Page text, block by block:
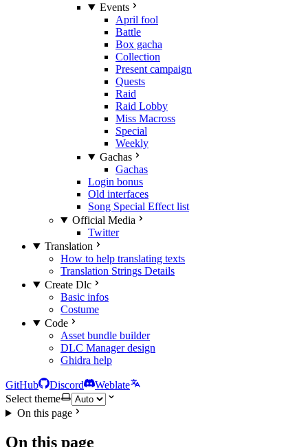
Events
April fool
Battle
Box gacha
Collection
Present campaign
Quests
Raid
Raid Lobby
Miss Macross
Special
Weekly
Gachas
Gachas
Login bonus
Old interfaces
Song Special Effect list
Official Media
Twitter
Translation
How to help translating texts
Translation Strings Details
Create Dlc
Basic infos
Costume
Code
Asset bundle builder
DLC Manager design
Ghidra help
GitHub Discord
Weblate
Select theme
On this page
On this page